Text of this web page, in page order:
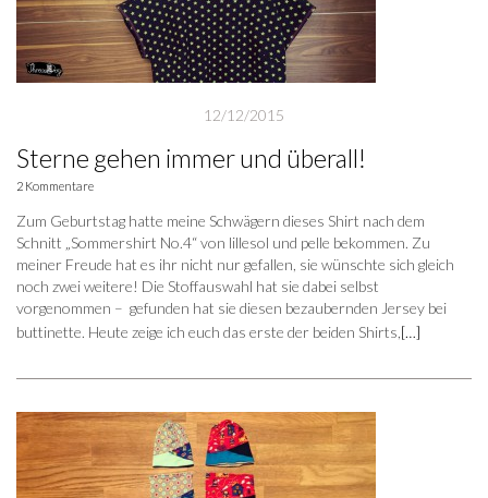
12/12/2015
Sterne gehen immer und überall!
2 Kommentare
Zum Geburtstag hatte meine Schwägern dieses Shirt nach dem
Schnitt „Sommershirt No.4“ von lillesol und pelle bekommen. Zu
meiner Freude hat es ihr nicht nur gefallen, sie wünschte sich gleich
noch zwei weitere! Die Stoffauswahl hat sie dabei selbst
vorgenommen – gefunden hat sie diesen bezaubernden Jersey bei
buttinette. Heute zeige ich euch das erste der beiden Shirts, […]